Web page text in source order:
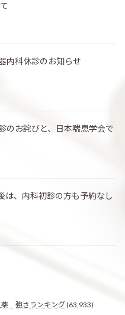
内科休診のお知らせ
のお詫びと、日本喘息学会で
は、内科初診の方も予約なし
薬 強さランキング(63,933)